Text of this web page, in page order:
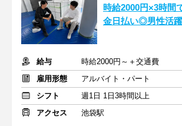
時給2000円×3時間
金日払い◎男性活
給与
時給2000円～＋交通費
雇用形態
アルバイト・パート
シフト
週1日 1日3時間以上
アクセス
池袋駅